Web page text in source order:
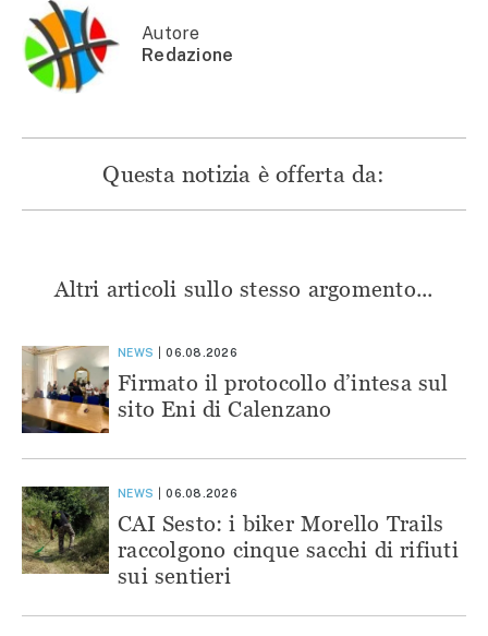
Autore
Redazione
Questa notizia è offerta da:
Altri articoli sullo stesso argomento...
NEWS 06.08.2026
Firmato il protocollo d’intesa sul
sito Eni di Calenzano
NEWS 06.08.2026
CAI Sesto: i biker Morello Trails
raccolgono cinque sacchi di rifiuti
sui sentieri